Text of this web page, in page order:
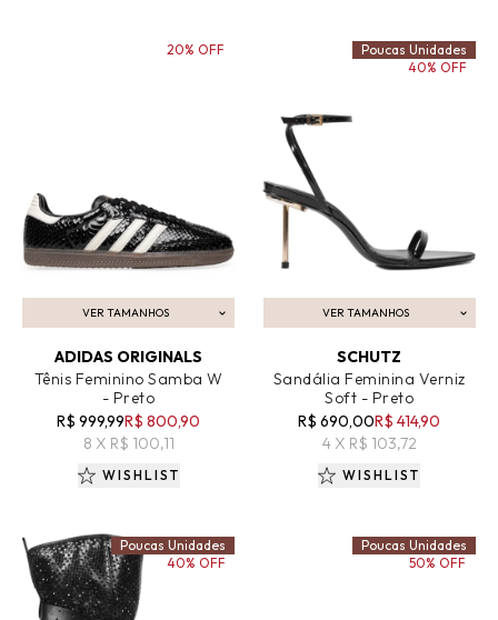
VER TAMANHOS
ADICIONAR AO CARRINHO
ADIDAS ORIGINALS
Tênis Feminino Samba W
- Preto
R$ 999,99R$ 800,90
8 X R$ 100,11
20% OFF
WISHLIST
VER TAMANHOS
ADICIONAR AO CARRINHO
SCHUTZ
Sandália Feminina Verniz
Soft - Preto
R$ 690,00R$ 414,90
4 X R$ 103,72
Poucas Unidades
40% OFF
WISHLIST
Poucas Unidades
40% OFF
Poucas Unidades
50% OFF